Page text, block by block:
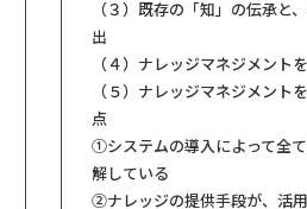
（３）既存の「知」の伝承と
出
（４）ナレッジマネジメント
（５）ナレッジマネジメント
点
①システムの導入によって全
解している
②ナレッジの提供手段が、活